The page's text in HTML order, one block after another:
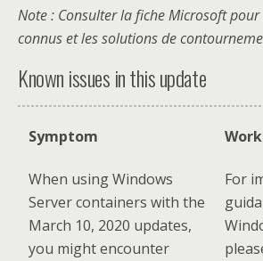
Note: Consulter la fiche Microsoft
connus et les solutions de
Known issues in this update
Symptom
When using Windows
Server containers with the
March 10, 2020 updates,
you might encounter
For